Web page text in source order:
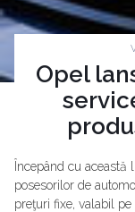
Opel
Începând cu
posesorilor de
preţuri fixe, valabil